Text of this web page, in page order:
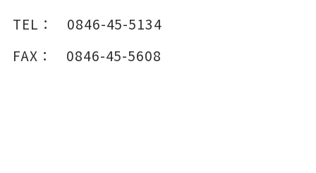
TEL：
0846-45-5134
FAX：
0846-45-5608